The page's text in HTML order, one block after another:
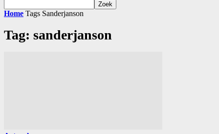
Home Tags Sanderjanson
Tag: sanderjanson